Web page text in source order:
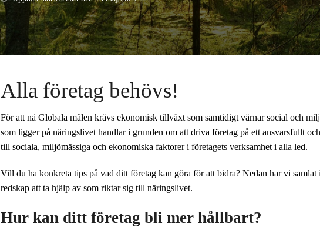
Alla företag behövs!
För att nå Globala målen krävs ekonomisk tillväxt som samtidigt värnar social och
som ligger på näringslivet handlar i grunden om att driva företag på ett ansvarsfullt
till sociala, miljömässiga och ekonomiska faktorer i företagets verksamhet i alla led.
Vill du ha konkreta tips på vad ditt företag kan göra för att bidra? Nedan har vi
redskap att ta hjälp av som riktar sig till näringslivet.
Hur kan ditt företag bli mer hållbart?